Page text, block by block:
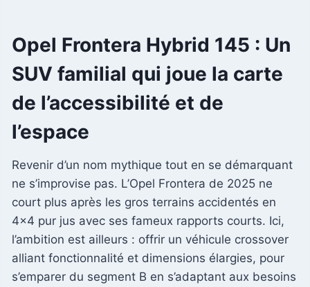
Opel Frontera Hybrid 145 : Un
SUV familial qui joue la carte
de l’accessibilité et de
l’espace
Revenir d’un nom mythique tout en se démarquant
ne s’improvise pas. L’Opel Frontera de 2025 ne
court plus après les gros terrains accidentés en
4×4 pur jus avec ses fameux rapports courts. Ici,
l’ambition est ailleurs : offrir un véhicule crossover
alliant fonctionnalité et dimensions élargies, pour
s’emparer du segment B en s’adaptant aux besoins